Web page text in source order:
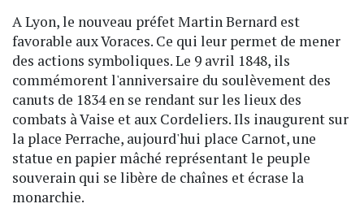
A Lyon, le nouveau préfet Martin Bernard est
favorable aux Voraces. Ce qui leur permet de mener
des actions symboliques. Le 9 avril 1848, ils
commémorent l'anniversaire du soulèvement des
canuts de 1834 en se rendant sur les lieux des
combats à Vaise et aux Cordeliers. Ils inaugurent sur
la place Perrache, aujourd'hui place Carnot, une
statue en papier mâché représentant le peuple
souverain qui se libère de chaînes et écrase la
monarchie.